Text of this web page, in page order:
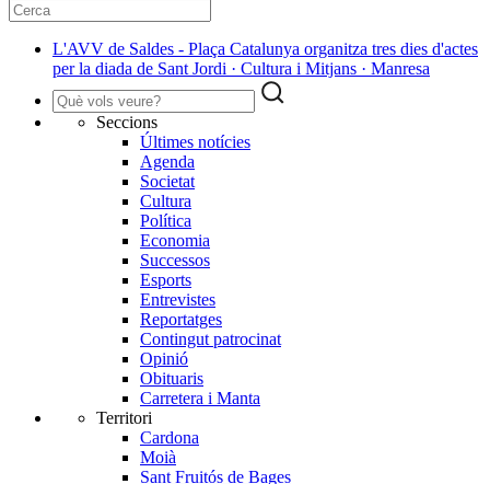
L'AVV de Saldes - Plaça Catalunya organitza tres dies d'actes
per la diada de Sant Jordi · Cultura i Mitjans · Manresa
Seccions
Últimes notícies
Agenda
Societat
Cultura
Política
Economia
Successos
Esports
Entrevistes
Reportatges
Contingut patrocinat
Opinió
Obituaris
Carretera i Manta
Territori
Cardona
Moià
Sant Fruitós de Bages